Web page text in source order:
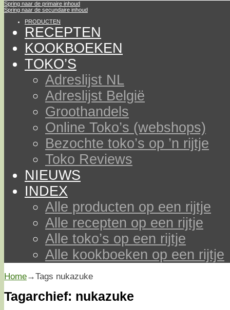
Spring naar de primaire inhoud
Spring naar de secundaire inhoud
PRODUCTEN
RECEPTEN
KOOKBOEKEN
TOKO’S
Adreslijst NL
Adreslijst België
Groothandels
Online Toko’s (webshops)
Bezochte toko’s op ’n rijtje
Toko Reviews
NIEUWS
INDEX
Alle producten op een rijtje
Alle recepten op een rijtje
Alle toko’s op een rijtje
Alle kookboeken op een rijtje
Home→Tags nukazuke
Tagarchief: nukazuke